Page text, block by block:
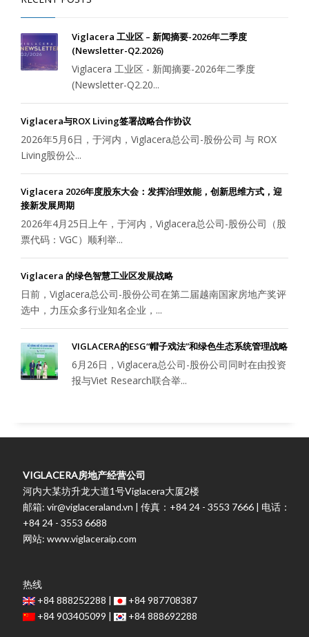
Viglacera 工业区 – 新闻摘要-2026年二季度
(Newsletter-Q2.2026)
Viglacera 工业区 - 新闻摘要-2026年二季度
(Newsletter-Q2.20...
Viglacera与ROX Living签署战略合作协议
2026年5月6日，于河内，Viglacera总公司-股份公司 与 ROX
Living股份公...
Viglacera 2026年度股东大会：发挥治理效能，创新思维方式，迎
接新发展周期
2026年4月25日上午，于河内，Viglacera总公司-股份公司（股
票代码：VGC）顺利举...
Viglacera 的绿色智慧工业区发展战略
日前，Viglacera总公司-股份公司在第二届越南国家房地产奖评
选中，力压众多行业知名企业，...
VIGLACERA的ESG“帽子戏法”和绿色生态系统管理战略
6月26日，Viglacera总公司-股份公司同时在由投资
报与Viet Research联合举...
VIGLACERA房地产经营公司
河内大某坊升龙大道1号Viglacera大厦2楼
邮箱: vir@viglaceraland.vn | 传真：+84 24 - 3553 7666 | 电话：
+84 24 - 3553 6688
网站: www.viglaceraip.com
热线
+84 888252288 |
+84 987708387
+84 903405099 |
+84 888692288